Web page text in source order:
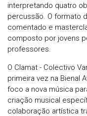
interpretando quatro
percussão. O formato
comentado e
composto por jovens
professores.
O Clamat - Colectivo
primeira vez na Bienal
foco a nova música
criação musical
colaboração artística